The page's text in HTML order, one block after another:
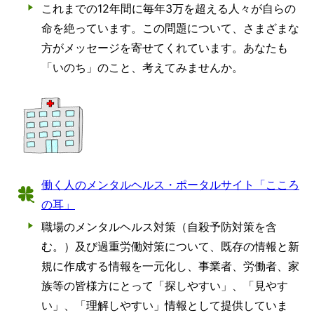
これまでの12年間に毎年3万を超える人々が自らの
命を絶っています。この問題について、さまざまな
方がメッセージを寄せてくれています。あなたも
「いのち」のこと、考えてみませんか。
働く人のメンタルヘルス・ポータルサイト「こころ
の耳」
職場のメンタルヘルス対策（自殺予防対策を含
む。）及び過重労働対策について、既存の情報と新
規に作成する情報を一元化し、事業者、労働者、家
族等の皆様方にとって「探しやすい」、「見やす
い」、「理解しやすい」情報として提供していま